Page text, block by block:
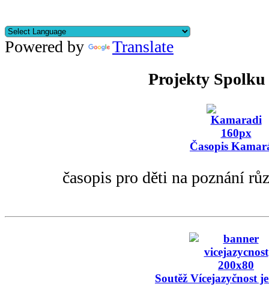
Powered by
Translate
Projekty Spolku
Časopis
časopis pro děti na poznání
Soutěž Vícejazyčnost